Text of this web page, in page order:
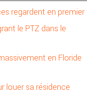
regardent en premier
le PTZ dans le
en Floride
louer sa résidence